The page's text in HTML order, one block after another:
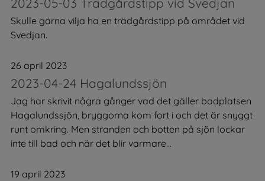
Skulle gärna vilja ha en trädgårdstipp på området vid
Svedjan.
26 april 2023
2023-04-24 Hagalundssjön
Jag har skrivit några gånger vad det gäller badplatsen
Hagalundssjön, bryggorna kom fort i och det är snyggt
runt omkring. Men stranden och botten på sjön lockar
inte till bad och när det blir varmare...
19 april 2023